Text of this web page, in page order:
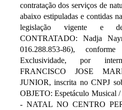
contratação dos serviços de
abaixo estipuladas e contidas
legislação vigente e
CONTRATADO: Nadja
016.288.853-86),
Exclusividade, por
FRANCISCO JOSE
JUNIOR, inscrita no CNPJ
OBJETO: Espetáculo Musical
- NATAL NO CENTRO